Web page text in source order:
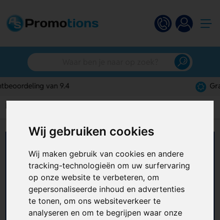
Wij gebruiken cookies
Wij maken gebruik van cookies en andere
tracking-technologieën om uw surfervaring
op onze website te verbeteren, om
gepersonaliseerde inhoud en advertenties
te tonen, om ons websiteverkeer te
analyseren en om te begrijpen waar onze
Home
Padel rackets bedrukken
Ben je op zoek naar bedrukte padel rackets voor
een evenement, zoals een sporttoernooi of
bedrijfsuitje? Of gewoon als geschenk voor
relaties? Laat danpadel rackets bedrukken
voor een goedkoop model of wil je een custom
+ Lees meer